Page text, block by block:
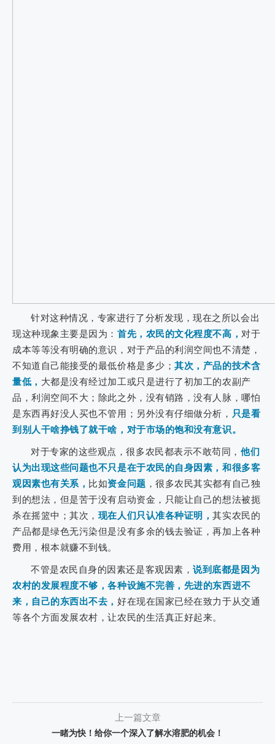
针对这种情况，专家进行了分析发现，现在之所以会出
现这种现象主要是因为： 首先，农民的文化程度不高， 对于
成本等等没有明确的意识，对于产品的利润空间也不清楚，
不知道自己能接受的最低价格是多少；其次，产品的技术含
量低， 大都是没有经过加工或只是进行了初加工的农副产
品，利润空间不大；除此之外，没有销路，没有人脉，哪怕
是东西再好没人买也不管用；另外没有仔细做分析， 只是看
到别人干啥挣钱了就干啥，对于市场的饱和没有意识。
对于专家的这些观点，很多农民都表示不敢苟同， 他们
认为出现这些问题也不只是在于农民的自身因素，和很多客
观因素也有关系， 比如资金问题 ，很多农民其实都有自己独
到的想法，但是苦于没有启动资金，只能让自己的想法被扼
杀在摇篮中；其次， 现在人们只认准各种证明，其实农民的
产品都是绿色无污染但是没有多余的钱去验证，再加上各种
费用，根本就赚不到钱。
不管是农民自身的因素还是客观因素，说到底都是因为
农村的发展程度不够，各种设施不完善，先进的东西进不
来，自己的东西出不去， 好在现在国家已经在致力于从交通
等各个方面发展农村，让农民的生活真正好起来。
上一篇文章
一睹为快！给你一个深入了解水溶肥的机会！